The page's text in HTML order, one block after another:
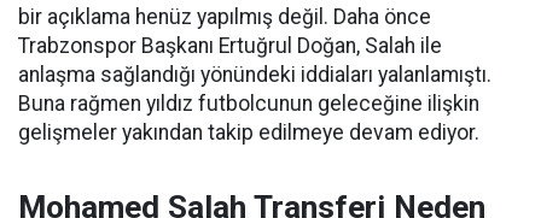
bir açıklama henüz yapılmış değil. Daha önce
Trabzonspor Başkanı Ertuğrul Doğan, Salah ile
anlaşma sağlandığı yönündeki iddiaları yalanlamıştı.
Buna rağmen yıldız futbolcunun geleceğine ilişkin
gelişmeler yakından takip edilmeye devam ediyor.
Mohamed Salah Transferi Neden